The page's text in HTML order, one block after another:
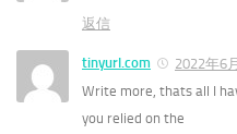
返信
tinyurl.com
2022年6
Write more, thats all I
you relied on the